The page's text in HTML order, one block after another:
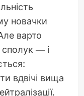
новачки
варто
— і
вдвічі вища